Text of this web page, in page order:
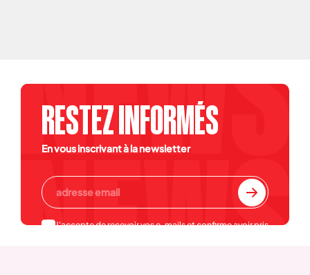
RESTEZ INFORMÉS
En vous inscrivant à la newsletter
J'accepte de recevoir vos e-mails et confirme avoir pris